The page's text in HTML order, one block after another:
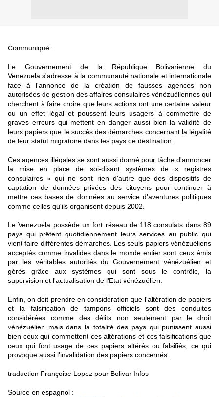
Communiqué :
Le Gouvernement de la République Bolivarienne du
Venezuela s'adresse à la communauté nationale et internationale
face à l'annonce de la création de fausses agences non
autorisées de gestion des affaires consulaires vénézuéliennes qui
cherchent à faire croire que leurs actions ont une certaine valeur
ou un effet légal et poussent leurs usagers à commettre de
graves erreurs qui mettent en danger aussi bien la validité de
leurs papiers que le succès des démarches concernant la légalité
de leur statut migratoire dans les pays de destination.
Ces agences illégales se sont aussi donné pour tâche d'annoncer
la mise en place de soi-disant systèmes de « registres
consulaires » qui ne sont rien d'autre que des dispositifs de
captation de données privées des citoyens pour continuer à
mettre ces bases de données au service d'aventures politiques
comme celles qu'ils organisent depuis 2002.
Le Venezuela possède un fort réseau de 118 consulats dans 89
pays qui prêtent quotidiennement leurs services au public qui
vient faire différentes démarches. Les seuls papiers vénézuéliens
acceptés comme invalides dans le monde entier sont ceux émis
par les véritables autorités du Gouvernement vénézuélien et
gérés grâce aux systèmes qui sont sous le contrôle, la
supervision et l'actualisation de l'Etat vénézuélien.
Enfin, on doit prendre en considération que l'altération de papiers
et la falsification de tampons officiels sont des conduites
considérées comme des délits non seulement par le droit
vénézuélien mais dans la totalité des pays qui punissent aussi
bien ceux qui commettent ces altérations et ces falsifications que
ceux qui font usage de ces papiers altérés ou falsifiés, ce qui
provoque aussi l'invalidation des papiers concernés.
traduction Françoise Lopez pour Bolivar Infos
Source en espagnol :